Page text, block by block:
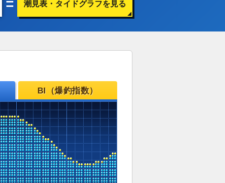
潮見表・タイドグラフを見る
BI（爆釣指数）